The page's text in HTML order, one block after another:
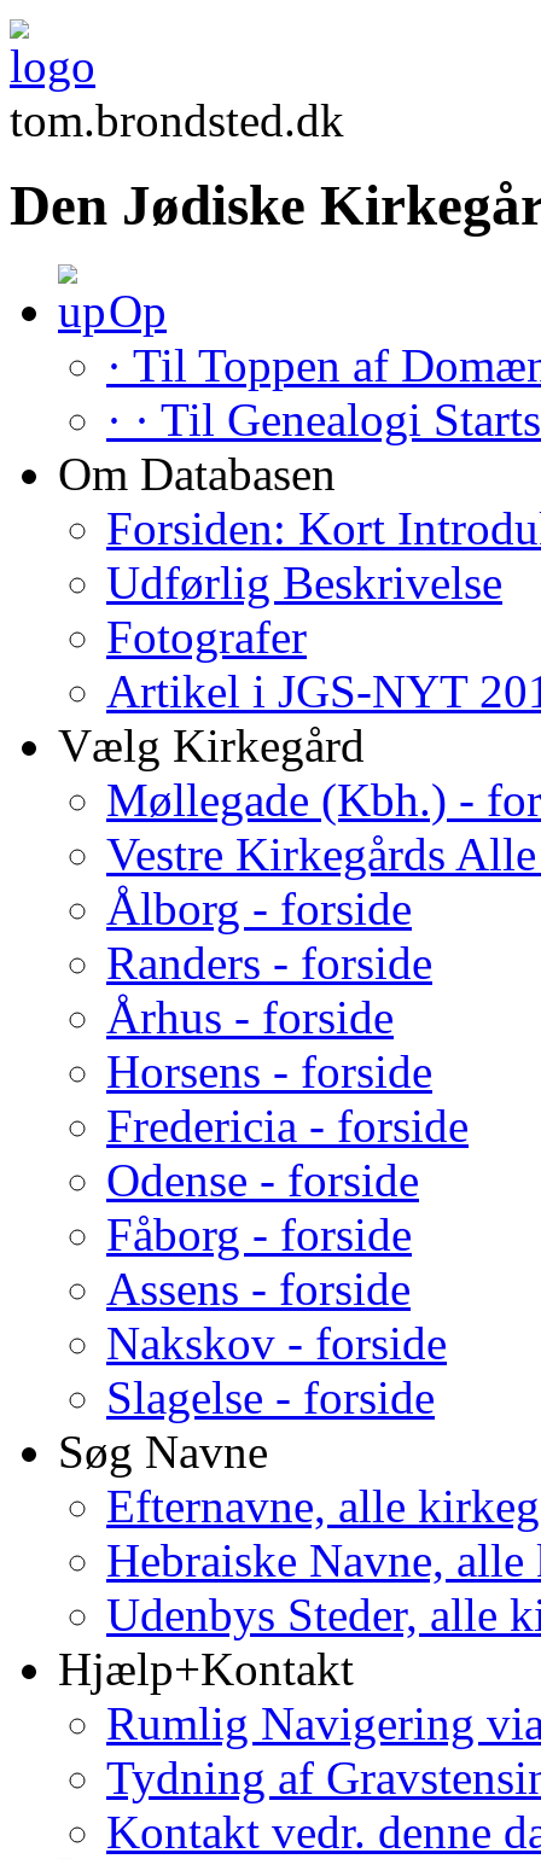
tom.brondsted.dk
Den Jødiske
Op
· Til Toppen af
· · Til Genealogi
Om Databasen
Forsiden: Kort
Udførlig Beskrivelse
Fotografer
Artikel i JGS-NYT
Vælg Kirkegård
Møllegade (Kbh.) -
Vestre Kirkegårds
Ålborg - forside
Randers - forside
Århus - forside
Horsens - forside
Fredericia - forside
Odense - forside
Fåborg - forside
Assens - forside
Nakskov - forside
Slagelse - forside
Søg Navne
Efternavne, alle
Hebraiske Navne,
Udenbys Steder, alle
Hjælp+Kontakt
Rumlig Navigering
Tydning af
Kontakt vedr. denne